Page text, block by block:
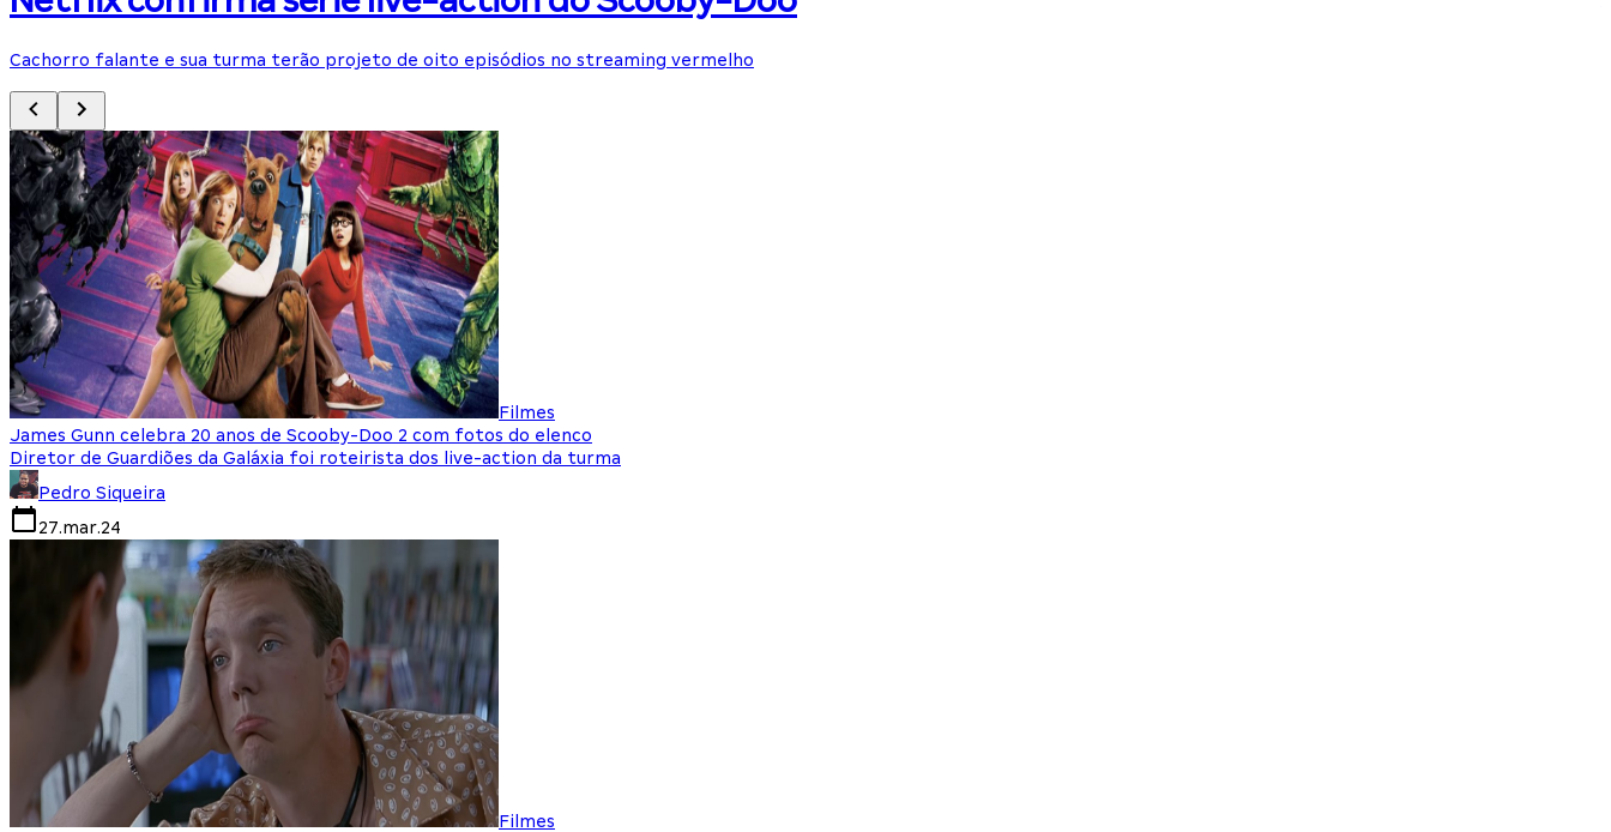
Cachorro falante e sua turma terão projeto de oito episódios no streaming vermelho
Filmes
James Gunn celebra 20 anos de Scooby-Doo 2 com fotos do elenco
Diretor de Guardiões da Galáxia foi roteirista dos live-action da turma
Pedro Siqueira
27.mar.24
Filmes